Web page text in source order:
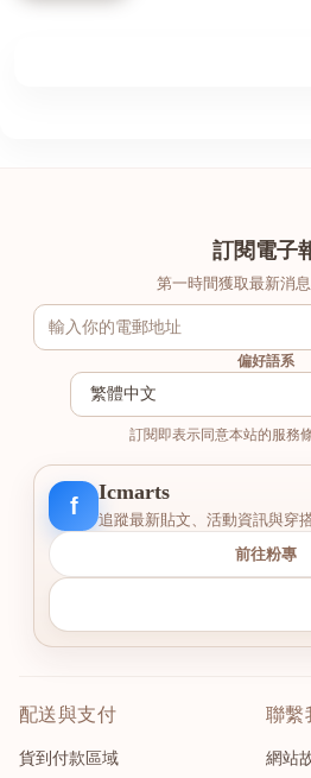
訂閱電子
第一時間獲取最新消
偏好語系
訂閱即表示同意本站的服務
f
Icmarts
追蹤最新貼文、活動資訊與穿搭
前往粉專
配送與支付
貨到付款區域
聯繫
網站